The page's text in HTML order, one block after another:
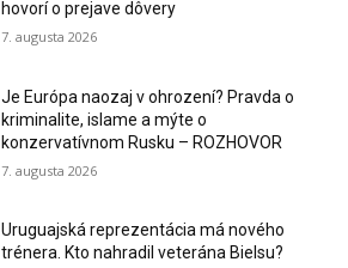
hovorí o prejave dôvery
7. augusta 2026
Je Európa naozaj v ohrození? Pravda o
kriminalite, islame a mýte o
konzervatívnom Rusku – ROZHOVOR
7. augusta 2026
Uruguajská reprezentácia má nového
trénera. Kto nahradil veterána Bielsu?